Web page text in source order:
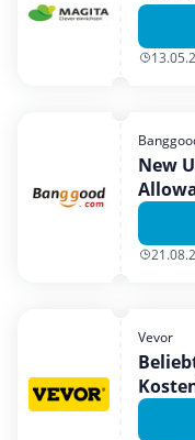
New
Vevor